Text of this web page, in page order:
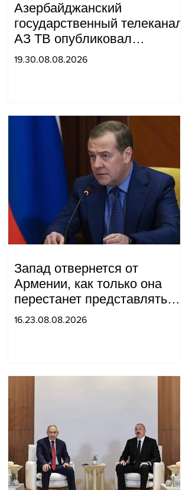
Азербайджанский
государственный телеканал
АЗ ТВ опубликовал
репортаж, в котором Сюник
19.30.08.08.2026
Запад отвернется от
Армении, как только она
перестанет представлять
для него интерес как
16.23.08.08.2026